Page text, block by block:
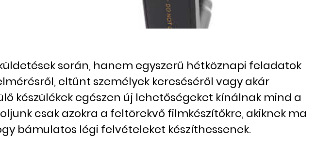
során, hanem egyszerű hétköznapi feladatok
eltűnt személyek kereséséről vagy akár
készülékek egészen új lehetőségeket kínálnak mind a
csak azokra a feltörekvő filmkészítőkre, akiknek ma
bámulatos légi felvételeket készíthessenek.